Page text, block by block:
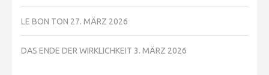
LE BON TON 27. MÄRZ 2026
DAS ENDE DER WIRKLICHKEIT 3. MÄRZ 2026